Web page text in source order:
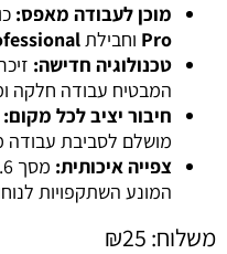
מוכן לעבודה מאפס:
Pro וחבילת
טכנולוגיה חדישה:
המבטיח עבודה חלקה
חיבור יציב לכל מקום:
מושלם לסביבת עבודה
צפייה איכותית:
המונע השתקפויות
משלוח: ₪25